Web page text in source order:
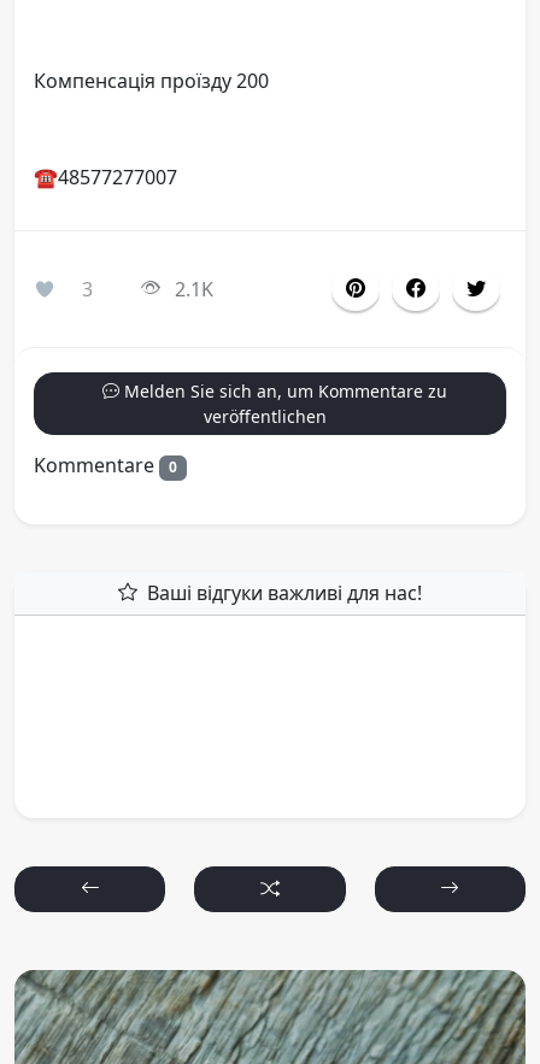
Компенсація проїзду 200
☎️48577277007
3 2.1K
Melden Sie sich an, um Kommentare zu
veröffentlichen
Kommentare 0
Ваші відгуки важливі для нас!